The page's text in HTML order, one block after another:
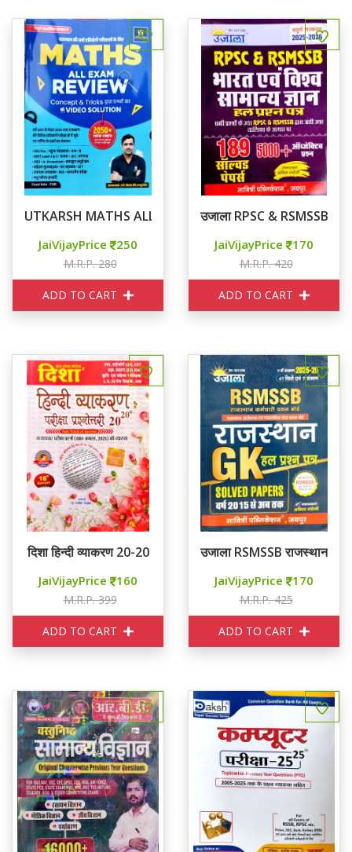
UTKARSH MATHS ALL EXAM REVIEW 2050+ प्रश्नों का
JaiVijayPrice 250
M.R.P. 280
ADD TO CART
उजाला RPSC & RSMSSB
JaiVijayPrice 170
M.R.P. 420
ADD TO CART
दिशा हिन्दी व्याकरण 20-20
JaiVijayPrice 160
M.R.P. 399
ADD TO CART
उजाला RSMSSB राजस्थान
JaiVijayPrice 170
M.R.P. 425
ADD TO CART